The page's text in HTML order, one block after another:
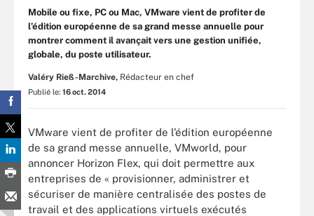
Mobile ou fixe, PC ou Mac, VMware vient de profiter de
l’édition européenne de sa grand messe annuelle pour
montrer comment il avançait vers une gestion unifiée,
globale, du poste utilisateur.
Valéry Rieß-Marchive, Rédacteur en chef
Publié le: 16 oct. 2014
VMware vient de profiter de l’édition européenne
de sa grand messe annuelle, VMworld, pour
annoncer Horizon Flex, qui doit permettre aux
entreprises de « provisionner, administrer et
sécuriser de manière centralisée des postes de
travail et des applications virtuels exécutés